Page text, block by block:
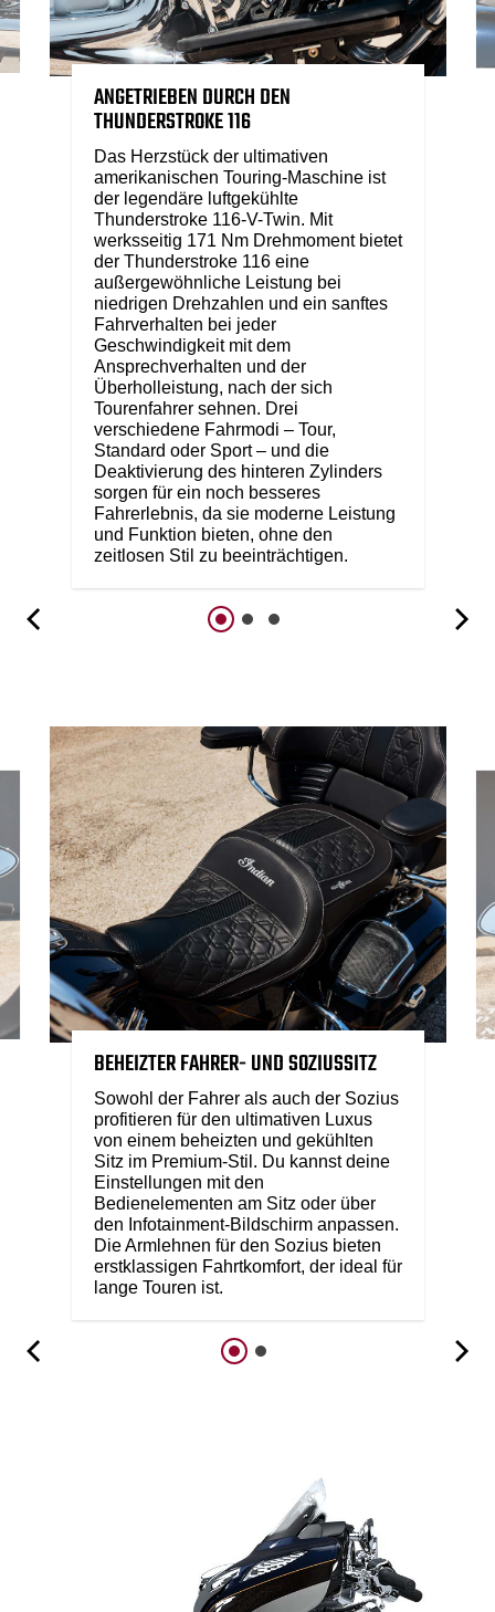
ANGETRIEBEN DURCH DEN
THUNDERSTROKE 116
Das Herzstück der ultimativen
amerikanischen Touring-Maschine ist
der legendäre luftgekühlte
Thunderstroke 116-V-Twin. Mit
werksseitig 171 Nm Drehmoment bietet
der Thunderstroke 116 eine
außergewöhnliche Leistung bei
niedrigen Drehzahlen und ein sanftes
Fahrverhalten bei jeder
Geschwindigkeit mit dem
Ansprechverhalten und der
Überholleistung, nach der sich
Tourenfahrer sehnen. Drei
verschiedene Fahrmodi – Tour,
Standard oder Sport – und die
Deaktivierung des hinteren Zylinders
sorgen für ein noch besseres
Fahrerlebnis, da sie moderne Leistung
und Funktion bieten, ohne den
zeitlosen Stil zu beeinträchtigen.
BEHEIZTER FAHRER- UND SOZIUSSITZ
Sowohl der Fahrer als auch der Sozius
profitieren für den ultimativen Luxus
von einem beheizten und gekühlten
Sitz im Premium-Stil. Du kannst deine
Einstellungen mit den
Bedienelementen am Sitz oder über
den Infotainment-Bildschirm anpassen.
Die Armlehnen für den Sozius bieten
erstklassigen Fahrtkomfort, der ideal für
lange Touren ist.